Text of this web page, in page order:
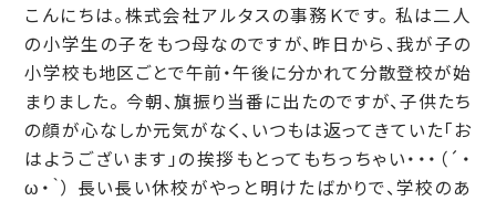
こんにちは。株式会社アルタスの事務Ｋです。 私は二人
の小学生の子をもつ母なのですが、昨日から、我が子の
小学校も地区ごとで午前・午後に分かれて分散登校が始
まりました。 今朝、旗振り当番に出たのですが、子供たち
の顔が心なしか元気がなく、いつもは返ってきていた「お
はようございます」の挨拶もとってもちっちゃい・・・（´・
ω・｀） 長い長い休校がやっと明けたばかりで、学校のあ